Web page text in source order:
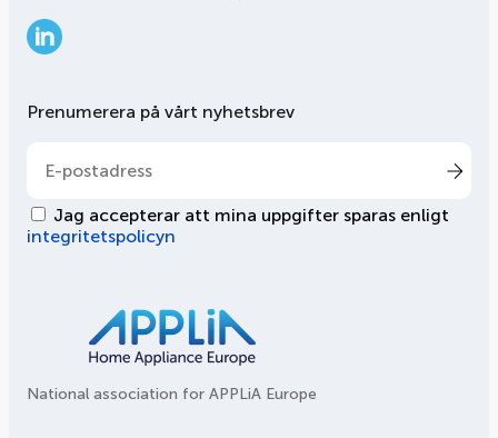
National association for APPLiA Europe
Prenumerera på vårt nyhetsbrev
Jag accepterar att mina uppgifter sparas enligt
integritetspolicyn